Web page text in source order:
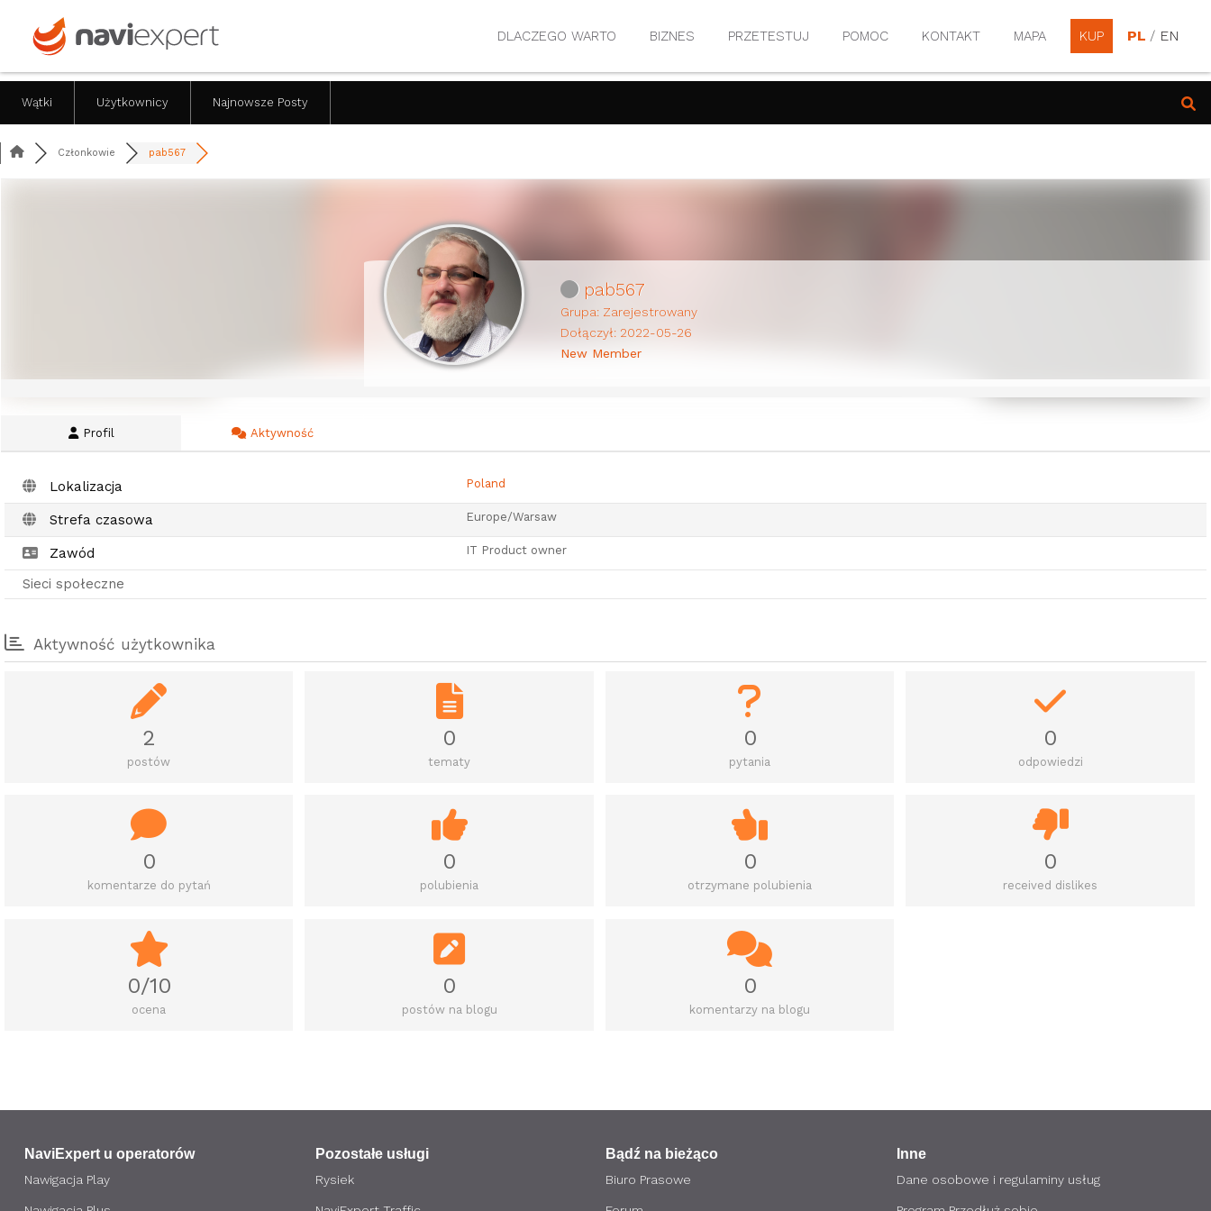
PL / EN
DLACZEGO WARTO BIZNES PRZETESTUJ POMOC KONTAKT MAPA KUP
Wątki Użytkownicy Najnowsze Posty
Członkowie pab567
pab567
Grupa: Zarejestrowany
Dołączył: 2022-05-26
New Member
Profil Aktywność
Lokalizacja Poland
Strefa czasowa Europe/Warsaw
Zawód IT Product owner
Sieci społeczne
Aktywność użytkownika
2
postów
0
tematy
0
pytania
0
odpowiedzi
0
komentarze do pytań
0
polubienia
0
otrzymane polubienia
0
received dislikes
0/10
ocena
0
postów na blogu
0
komentarzy na blogu
NaviExpert u operatorów
Nawigacja Play
Pozostałe usługi
Rysiek
Bądź na bieżąco
Biuro Prasowe
Inne
Dane osobowe i regulaminy usług